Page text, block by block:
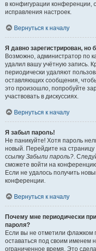
в конфигурации конференции,
исправления настроек.
Вернуться к началу
Я давно зарегистрирован, но
Возможно, администратор по
удалил вашу учётную запись.
периодически удаляют
оставляющих сообщения,
это произошло, попробуйте
участвовать в дискуссиях.
Вернуться к началу
Я забыл пароль!
Не паникуйте! Хотя пароль
новый. Перейдите на
ссылку Забыли пароль?.
сможете войти на
Если не удалось получить
конференции.
Вернуться к началу
Почему мне периодически
пароля?
Если вы не отметили флажком
оставаться под своим именем
ограниченное время. Это